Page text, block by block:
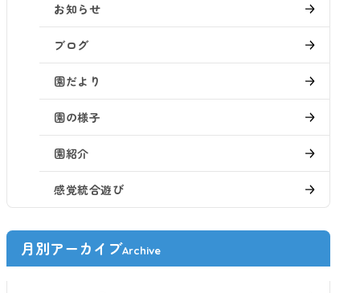
お知らせ
ブログ
園だより
園の様子
園紹介
感覚統合遊び
月別アーカイブArchive